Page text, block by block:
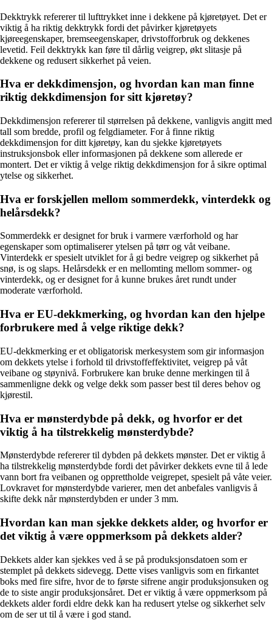
Dekktrykk refererer til lufttrykket inne i dekkene på kjøretøyet. Det er
viktig å ha riktig dekktrykk fordi det påvirker kjøretøyets
kjøreegenskaper, bremseegenskaper, drivstofforbruk og dekkenes
levetid. Feil dekktrykk kan føre til dårlig veigrep, økt slitasje på
dekkene og redusert sikkerhet på veien.
Hva er dekkdimensjon, og hvordan kan man finne
riktig dekkdimensjon for sitt kjøretøy?
Dekkdimensjon refererer til størrelsen på dekkene, vanligvis angitt med
tall som bredde, profil og felgdiameter. For å finne riktig
dekkdimensjon for ditt kjøretøy, kan du sjekke kjøretøyets
instruksjonsbok eller informasjonen på dekkene som allerede er
montert. Det er viktig å velge riktig dekkdimensjon for å sikre optimal
ytelse og sikkerhet.
Hva er forskjellen mellom sommerdekk, vinterdekk og
helårsdekk?
Sommerdekk er designet for bruk i varmere værforhold og har
egenskaper som optimaliserer ytelsen på tørr og våt veibane.
Vinterdekk er spesielt utviklet for å gi bedre veigrep og sikkerhet på
snø, is og slaps. Helårsdekk er en mellomting mellom sommer- og
vinterdekk, og er designet for å kunne brukes året rundt under
moderate værforhold.
Hva er EU-dekkmerking, og hvordan kan den hjelpe
forbrukere med å velge riktige dekk?
EU-dekkmerking er et obligatorisk merkesystem som gir informasjon
om dekkets ytelse i forhold til drivstoffeffektivitet, veigrep på våt
veibane og støynivå. Forbrukere kan bruke denne merkingen til å
sammenligne dekk og velge dekk som passer best til deres behov og
kjørestil.
Hva er mønsterdybde på dekk, og hvorfor er det
viktig å ha tilstrekkelig mønsterdybde?
Mønsterdybde refererer til dybden på dekkets mønster. Det er viktig å
ha tilstrekkelig mønsterdybde fordi det påvirker dekkets evne til å lede
vann bort fra veibanen og opprettholde veigrepet, spesielt på våte veier.
Lovkravet for mønsterdybde varierer, men det anbefales vanligvis å
skifte dekk når mønsterdybden er under 3 mm.
Hvordan kan man sjekke dekkets alder, og hvorfor er
det viktig å være oppmerksom på dekkets alder?
Dekkets alder kan sjekkes ved å se på produksjonsdatoen som er
stemplet på dekkets sidevegg. Dette vises vanligvis som en firkantet
boks med fire sifre, hvor de to første sifrene angir produksjonsuken og
de to siste angir produksjonsåret. Det er viktig å være oppmerksom på
dekkets alder fordi eldre dekk kan ha redusert ytelse og sikkerhet selv
om de ser ut til å være i god stand.